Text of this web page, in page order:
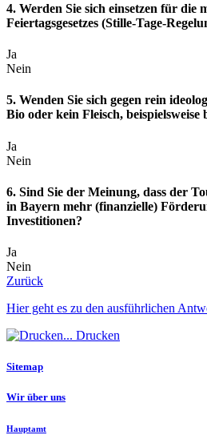
4. Werden Sie sich einsetzen für die
Feiertagsgesetzes (Stille-Tage-
Ja
Nein
5. Wenden Sie sich gegen rein
Bio oder kein Fleisch, beispielsweise
Ja
Nein
6. Sind Sie der Meinung, dass der
in Bayern mehr (finanzielle)
Investitionen?
Ja
Nein
Zurück
Hier geht es zu den ausführlichen
Drucken
Sitemap
Wir über uns
Hauptamt